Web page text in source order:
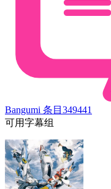
Bangumi 条目 349441
可用字幕组